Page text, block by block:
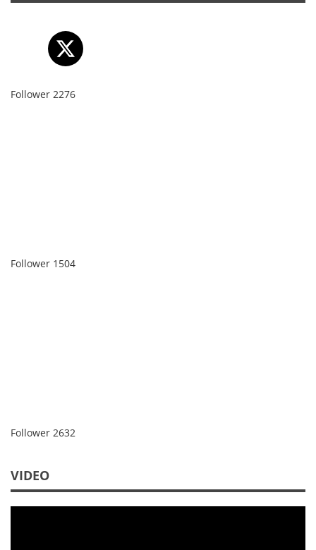
Follower 2276
Follower 1504
Follower 2632
VIDEO